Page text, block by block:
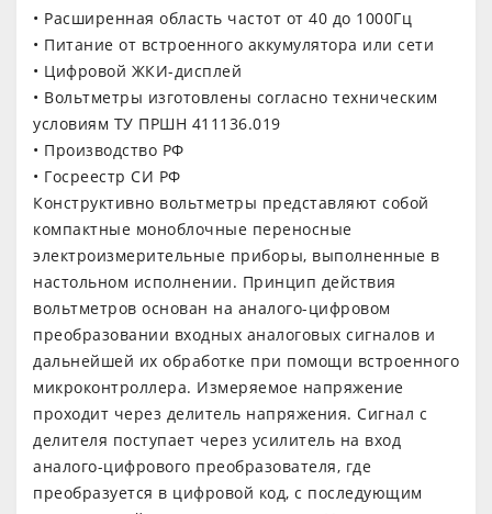
• Расширенная область частот от 40 до 1000Гц
• Питание от встроенного аккумулятора или сети
• Цифровой ЖКИ-дисплей
• Вольтметры изготовлены согласно техническим
условиям ТУ ПРШН 411136.019
• Производство РФ
• Госреестр СИ РФ
Конструктивно вольтметры представляют собой
компактные моноблочные переносные
электроизмерительные приборы, выполненные в
настольном исполнении. Принцип действия
вольтметров основан на аналого-цифровом
преобразовании входных аналоговых сигналов и
дальнейшей их обработке при помощи встроенного
микроконтроллера. Измеряемое напряжение
проходит через делитель напряжения. Сигнал с
делителя поступает через усилитель на вход
аналого-цифрового преобразователя, где
преобразуется в цифровой код, с последующим